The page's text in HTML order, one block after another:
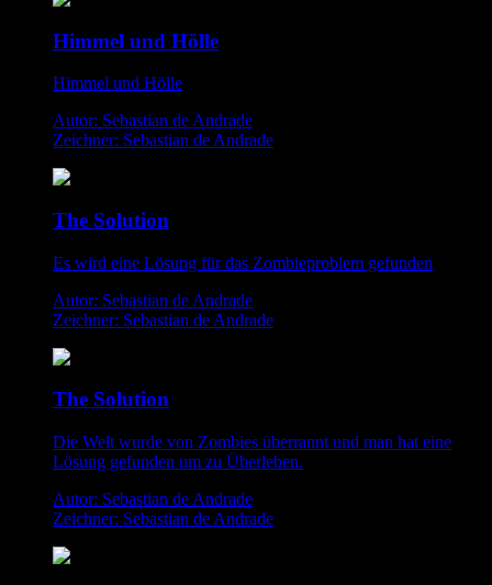
Himmel und Hölle
Himmel und Hölle
Autor: Sebastian de Andrade
Zeichner: Sebastian de Andrade
The Solution
Es wird eine Lösung für das Zombieproblem gefunden
Autor: Sebastian de Andrade
Zeichner: Sebastian de Andrade
The Solution
Die Welt wurde von Zombies überrannt und man hat eine
Lösung gefunden um zu Überleben.
Autor: Sebastian de Andrade
Zeichner: Sebastian de Andrade